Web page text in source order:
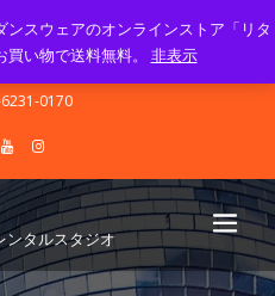
10.00 - 23.00
tango.com
0170
ンタルスタジオ
スウェアのオンラインストア「リタ
い物で送料無料。 非表示